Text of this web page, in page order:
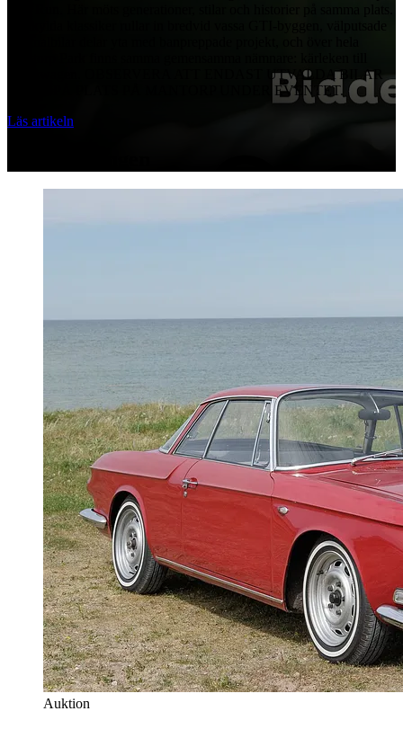
Volkswagen. OBSERVERA ATT ENDAST UTVALDA BILAR
FINNS PÅ PLATS PÅ MANTORP UNDER EVENTET.
Läs artikeln
Auktion